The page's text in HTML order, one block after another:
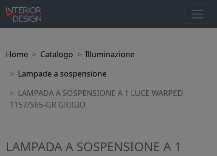
Home Catalogo
Illuminazione
Lampade a sospensione
LAMPADA A SOSPENSIONE A 1 LUCE WARPED
1157/S65-GR GRIGIO
LAMPADA A SOSPENSIONE A 1